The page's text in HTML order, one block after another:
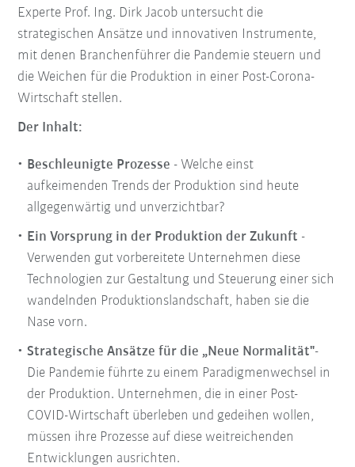
Experte Prof. Ing. Dirk Jacob untersucht die
strategischen Ansätze und innovativen Instrumente,
mit denen Branchenführer die Pandemie steuern und
die Weichen für die Produktion in einer Post-Corona-
Wirtschaft stellen.
Der Inhalt:
Beschleunigte Prozesse - Welche einst
aufkeimenden Trends der Produktion sind heute
allgegenwärtig und unverzichtbar?
Ein Vorsprung in der Produktion der Zukunft -
Verwenden gut vorbereitete Unternehmen diese
Technologien zur Gestaltung und Steuerung einer sich
wandelnden Produktionslandschaft, haben sie die
Nase vorn.
Strategische Ansätze für die „Neue Normalität"-
Die Pandemie führte zu einem Paradigmenwechsel in
der Produktion. Unternehmen, die in einer Post-
COVID-Wirtschaft überleben und gedeihen wollen,
müssen ihre Prozesse auf diese weitreichenden
Entwicklungen ausrichten.